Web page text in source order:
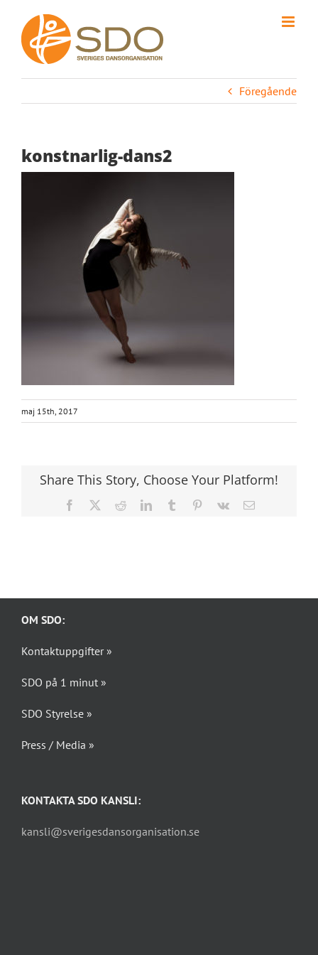
innehållet
Föregående
konstnarlig-dans2
maj 15th, 2017
Share This Story, Choose Your Platform!
Facebook RedditLinkedInTumblr Pinterest
Vk
E-
OM SDO:
Kontaktuppgifter »
SDO på 1 minut »
SDO Styrelse »
Press / Media »
KONTAKTA SDO KANSLI:
kansli@sverigesdansorganisation.se